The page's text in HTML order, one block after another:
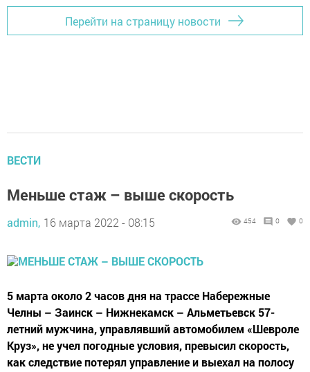
Перейти на страницу новости
ВЕСТИ
Меньше стаж – выше скорость
admin, 16 марта 2022 - 08:15 454 0 0
5 марта около 2 часов дня на трассе Набережные
Челны – Заинск – Нижнекамск – Альметьевск 57-
летний мужчина, управлявший автомобилем «Шевроле
Круз», не учел погодные условия, превысил скорость,
как следствие потерял управление и выехал на полосу